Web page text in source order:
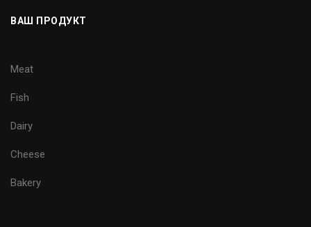
ВАШ ПРОДУКТ
Meat
Fish
Dairy
Cheese
Bakery